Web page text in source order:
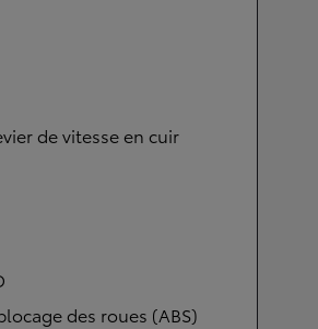
de vitesse en cuir
des roues (ABS)